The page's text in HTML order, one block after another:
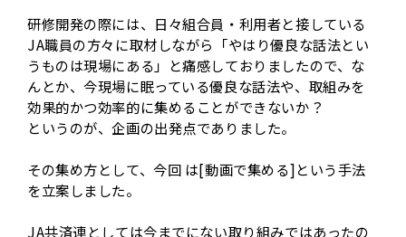
研修開発の際には、日々組合員・利用者と接している
JA職員の方々に取材しながら「やはり優良な話法とい
うものは現場にある」と痛感しておりましたので、な
んとか、今現場に眠っている優良な話法や、取組みを
効果的かつ効率的に集めることができないか？
というのが、企画の出発点でありました。
その集め方として、今回 は[動画で集める]という手法
を立案しました。
JA共済連としては今までにない取り組みではあったの